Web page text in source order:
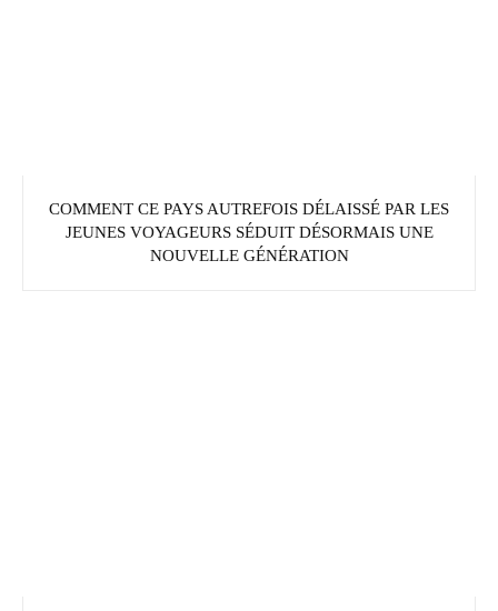
COMMENT CE PAYS AUTREFOIS DÉLAISSÉ PAR LES
JEUNES VOYAGEURS SÉDUIT DÉSORMAIS UNE
NOUVELLE GÉNÉRATION